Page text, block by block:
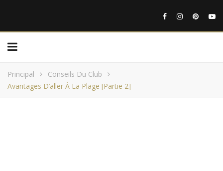
Principal
Conseils Du Club
Avantages D’aller À La Plage [Partie 2]